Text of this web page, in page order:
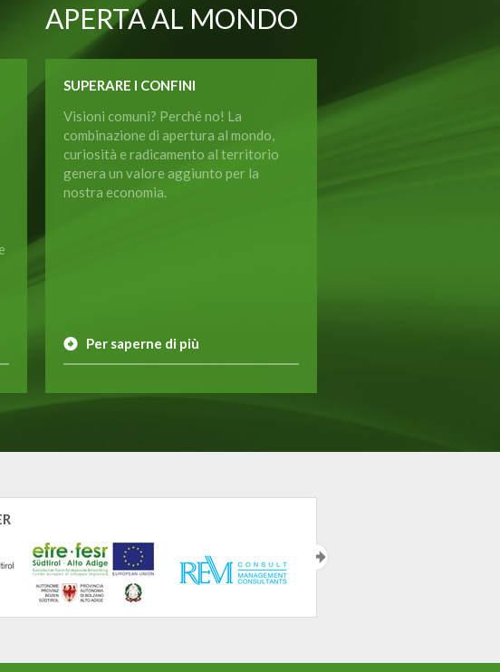
APERTA AL MONDO
SUPERARE I CONFINI
Visioni comuni? Perché no! La
combinazione di apertura al mondo,
curiosità e radicamento al territorio
genera un valore aggiunto per la
nostra economia.
Per saperne di più